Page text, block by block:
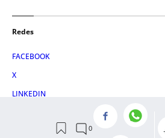
Redes
FACEBOOK
X
LINKEDIN